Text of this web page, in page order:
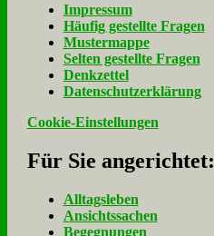
Im­pres­sum
Häu­fig ge­stell­te Fra­gen
Mu­ster­map­pe
Sel­ten ge­stell­te Fra­gen
Denk­zet­tel
Da­ten­schutz­er­klä­rung
Cookie-Einstellungen
Für Sie an­ge­rich­tet:
Alltagsleben
Ansichtssachen
Begegnungen